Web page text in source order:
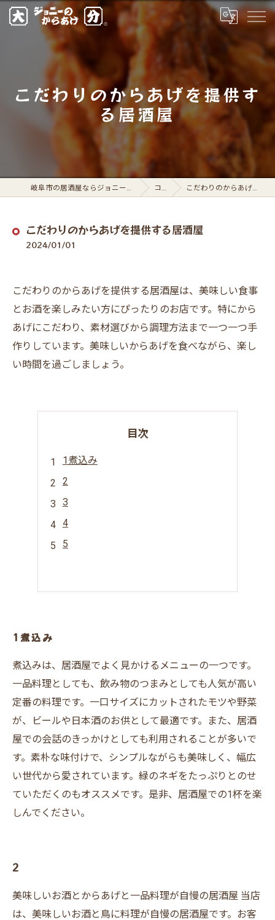
こだわりのからあげを提供す
る居酒屋
岐阜市の居酒屋ならジョニーのからあげ 岐阜駅前店 コラム こだわりのからあげを提供する居酒屋
こだわりのからあげを提供する居酒屋
2024/01/01
こだわりのからあげを提供する居酒屋は、美味しい食事
とお酒を楽しみたい方にぴったりのお店です。特にから
あげにこだわり、素材選びから調理方法まで一つ一つ手
作りしています。美味しいからあげを食べながら、楽し
い時間を過ごしましょう。
目次
1煮込み
2
3
4
5
1煮込み
煮込みは、居酒屋でよく見かけるメニューの一つです。
一品料理としても、飲み物のつまみとしても人気が高い
定番の料理です。一口サイズにカットされたモツや野菜
が、ビールや日本酒のお供として最適です。また、居酒
屋での会話のきっかけとしても利用されることが多いで
す。素朴な味付けで、シンプルながらも美味しく、幅広
い世代から愛されています。緑のネギをたっぷりとのせ
ていただくのもオススメです。是非、居酒屋での1杯を楽
しんでください。
2
美味しいお酒とからあげと一品料理が自慢の居酒屋 当店
は、美味しいお酒と鳥に料理が自慢の居酒屋です。お客